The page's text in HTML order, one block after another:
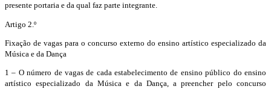
presente portaria e da qual faz parte integrante.
Artigo 2.º
Fixação de vagas para o concurso externo do ensino artístico especializado da
Música e da Dança
1 – O número de vagas de cada estabelecimento de ensino público do ensino
artístico especializado da Música e da Dança, a preencher pelo concurso